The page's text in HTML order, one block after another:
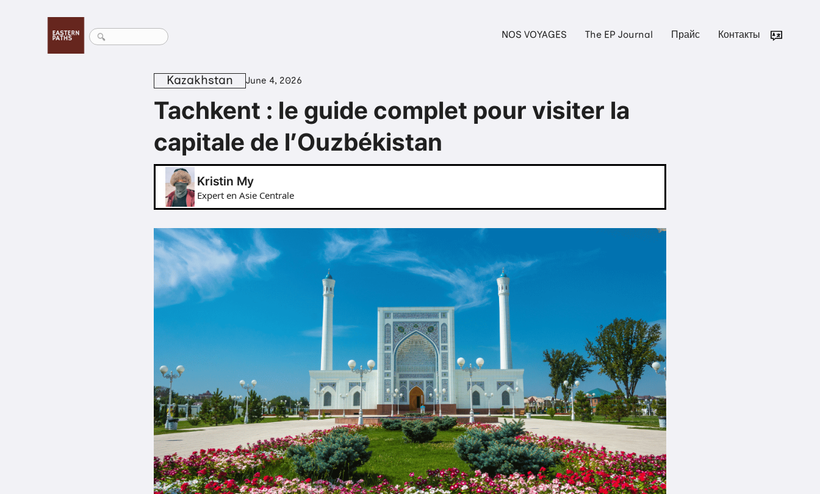
NOS VOYAGES The EP Journal Прайс Контакты
Kazakhstan June 4, 2026
Tachkent : le guide complet pour visiter la
capitale de l’Ouzbékistan
Kristin My
Expert en Asie Centrale